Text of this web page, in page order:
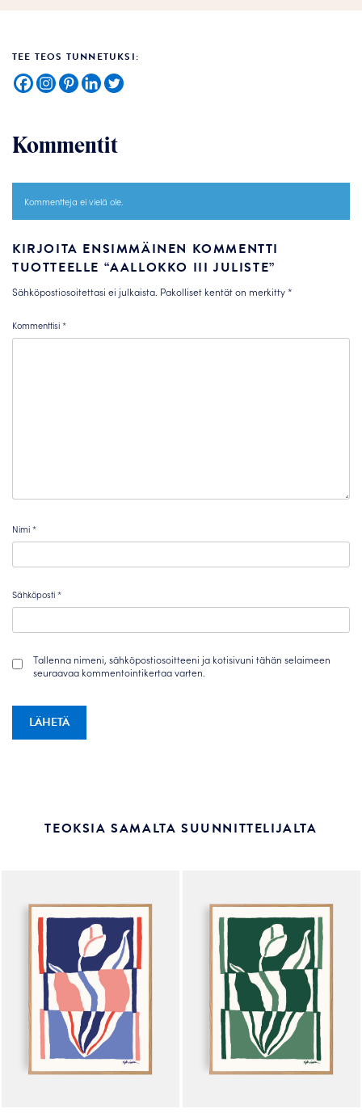
TEE TEOS TUNNETUKSI:
Kommentit
Kommentteja ei vielä ole.
KIRJOITA ENSIMMÄINEN KOMMENTTI
TUOTTEELLE “AALLOKKO III JULISTE”
Sähköpostiosoitettasi ei julkaista. Pakolliset kentät on merkitty*
Kommenttisi*
Nimi*
Sähköposti*
Tallenna nimeni, sähköpostiosoitteeni ja kotisivuni tähän selaimeen
seuraavaa kommentointikertaa varten.
TEOKSIA SAMALTA SUUNNITTELIJALTA